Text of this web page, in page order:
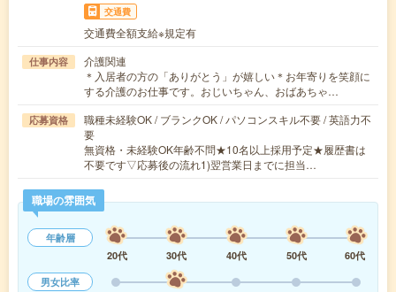
交通費
交通費全額支給※規定有
仕事内容
介護関連
＊入居者の方の「ありがとう」が嬉しい＊お年寄りを笑顔に
する介護のお仕事です。おじいちゃん、おばあちゃ…
応募資格
職種未経験OK / ブランクOK / パソコンスキル不要 / 英語力不
要
無資格・未経験OK年齢不問★10名以上採用予定★履歴書は
不要です▽応募後の流れ1)翌営業日までに担当…
職場の雰囲気
年齢層
20代
30代 40代 50代
60代
男女比率